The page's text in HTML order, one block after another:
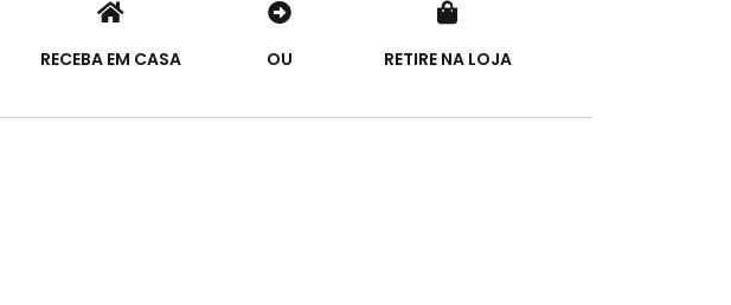
RECEBA EM CASA OU RETIRE NA LOJA